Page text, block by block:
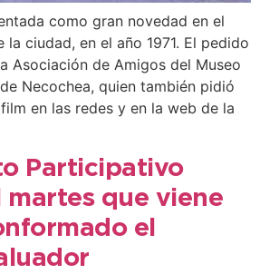
como gran novedad en el
la ciudad, en el año 1971. El pedido
Asociación de Amigos del Museo
Necochea, quien también pidió
en las redes y en la web de la
Participativo
martes que viene
el